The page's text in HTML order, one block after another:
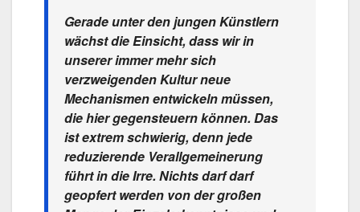
Gerade unter den jungen Künstlern
wächst die Einsicht, dass wir in
unserer immer mehr sich
verzweigenden Kultur neue
Mechanismen entwickeln müssen,
die hier gegensteuern können. Das
ist extrem schwierig, denn jede
reduzierende Verallgemeinerung
führt in die Irre. Nichts darf darf
geopfert werden von der großen